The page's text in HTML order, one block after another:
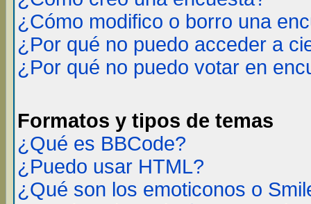
¿Cómo modifico o borro una
¿Por qué no puedo acceder a
¿Por qué no puedo votar en
Formatos y tipos de temas
¿Qué es BBCode?
¿Puedo usar HTML?
¿Qué son los emoticonos o